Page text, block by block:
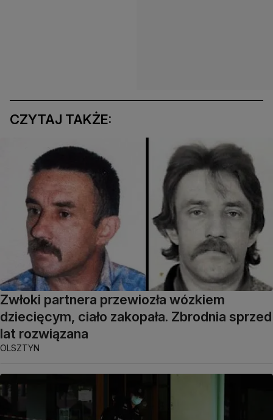
CZYTAJ TAKŻE:
Zwłoki partnera przewiozła wózkiem
dziecięcym, ciało zakopała. Zbrodnia sprzed
lat rozwiązana
OLSZTYN